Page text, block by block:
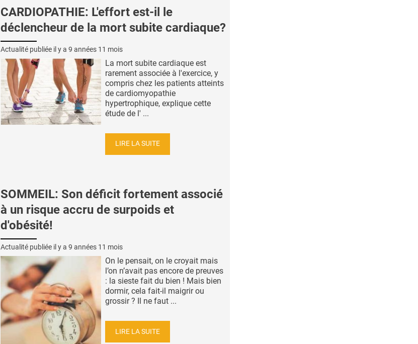
CARDIOPATHIE: L'effort est-il le
déclencheur de la mort subite cardiaque?
Actualité publiée il y a 9 années 11 mois
La mort subite cardiaque est
rarement associée à l'exercice, y
compris chez les patients atteints
de cardiomyopathie
hypertrophique, explique cette
étude de l' ...
LIRE LA SUITE
SOMMEIL: Son déficit fortement associé
à un risque accru de surpoids et
d'obésité!
Actualité publiée il y a 9 années 11 mois
On le pensait, on le croyait mais
l’on n’avait pas encore de preuves
: la sieste fait du bien ! Mais bien
dormir, cela fait-il maigrir ou
grossir ? Il ne faut ...
LIRE LA SUITE